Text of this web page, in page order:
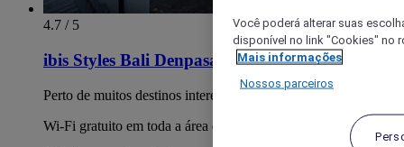
4.7 / 5
ibis Styles Bali Denpasar
Perto de muitos destinos interessantes da cidade
Wi-Fi gratuito em toda a área do hotel
Você poderá alterar suas
disponível no link "Cookies" no
Mais informações
Nossos parceiros